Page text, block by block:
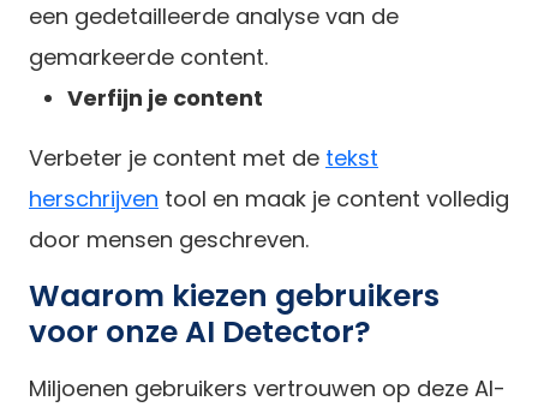
een gedetailleerde analyse van de
gemarkeerde content.
Verfijn je content
Verbeter je content met de tekst
herschrijven tool en maak je content volledig
door mensen geschreven.
Waarom kiezen gebruikers
voor onze AI Detector?
Miljoenen gebruikers vertrouwen op deze AI-